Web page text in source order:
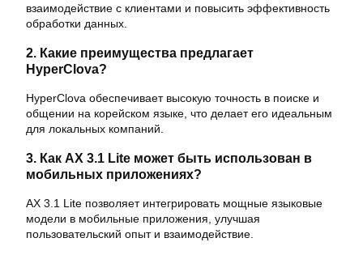
взаимодействие с клиентами и повысить эффективность
обработки данных.
2. Какие преимущества предлагает
HyperClova?
HyperClova обеспечивает высокую точность в поиске и
общении на корейском языке, что делает его идеальным
для локальных компаний.
3. Как AX 3.1 Lite может быть использован в
мобильных приложениях?
AX 3.1 Lite позволяет интегрировать мощные языковые
модели в мобильные приложения, улучшая
пользовательский опыт и взаимодействие.